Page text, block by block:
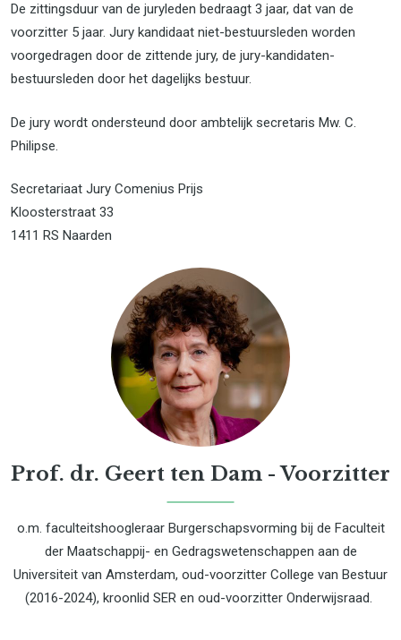
De zittingsduur van de juryleden bedraagt 3 jaar, dat van de
voorzitter 5 jaar. Jury kandidaat niet-bestuursleden worden
voorgedragen door de zittende jury, de jury-kandidaten-
bestuursleden door het dagelijks bestuur.
De jury wordt ondersteund door ambtelijk secretaris Mw. C.
Philipse.
Secretariaat Jury Comenius Prijs
Kloosterstraat 33
1411 RS Naarden
Prof. dr. Geert ten Dam - Voorzitter
o.m. faculteitshoogleraar Burgerschapsvorming bij de Faculteit
der Maatschappij- en Gedragswetenschappen aan de
Universiteit van Amsterdam, oud-voorzitter College van Bestuur
(2016-2024), kroonlid SER en oud-voorzitter Onderwijsraad.